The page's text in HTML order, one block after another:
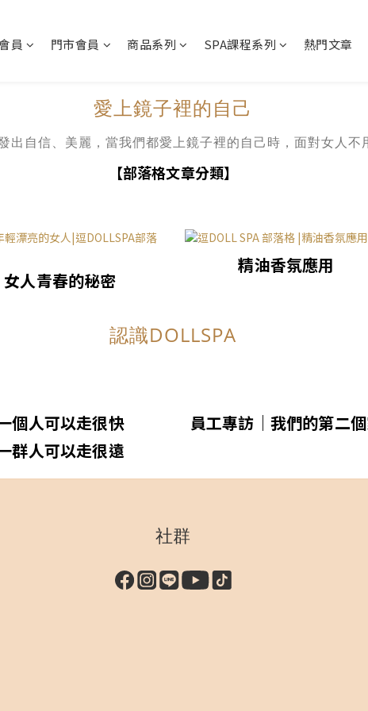
員 門市會員 商品系列 SPA課程系列 熱門文章
愛上鏡子裡的自己
出自信、美麗，當我們都愛上鏡子裡的自己時，面對女人不
【部落格文章分類】
女人青春的秘密
精油香氛應用
認識DOLLSPA
個人可以走很快
群人可以走很遠
員工專訪｜我們的第二
社群